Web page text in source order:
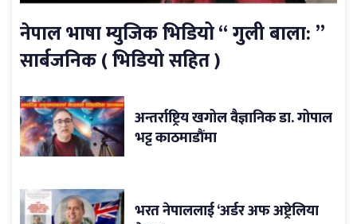
नेपाल भाषा म्युजिक भिडियो “ गुली बाला: ”
सार्बजनिक ( भिडियो सहित )
अन्तर्राष्ट्रिय खगोल वैज्ञानिक डा. गोपाल
भट्ट काठमाडौंमा
भरत नेपाललाई ‘अर्डर अफ अष्ट्रेलिया